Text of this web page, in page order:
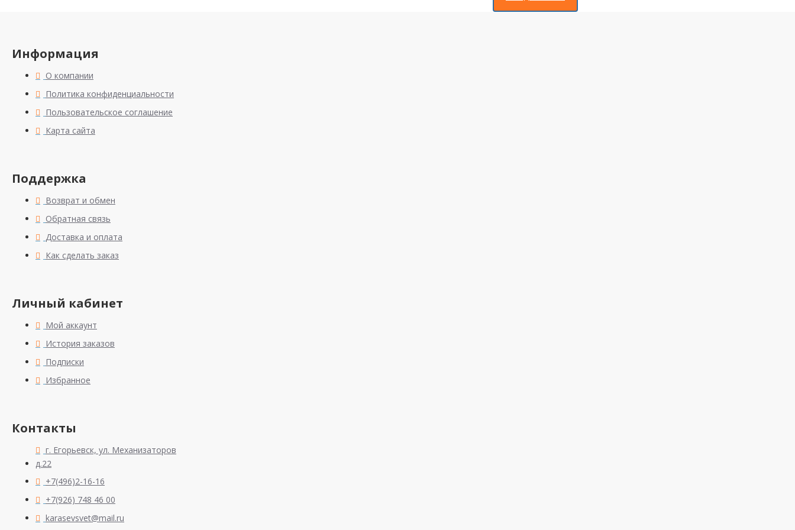
Информация
О компании
Политика конфиденциальности
Пользовательское соглашение
Карта сайта
Поддержка
Возврат и обмен
Обратная связь
Доставка и оплата
Как сделать заказ
Личный кабинет
Мой аккаунт
История заказов
Подписки
Избранное
Контакты
г. Егорьевск, ул. Механизаторов
д.22
+7(496)2-16-16
+7(926) 748 46 00
karasevsvet@mail.ru